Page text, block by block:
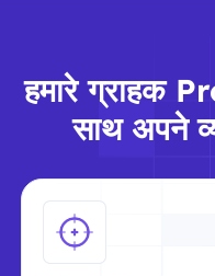
हमारे ग्राहक
साथ अपने